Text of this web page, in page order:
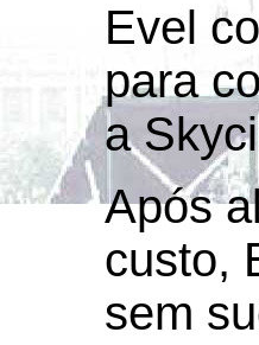
Evel
para
a
Após
custo,
sem